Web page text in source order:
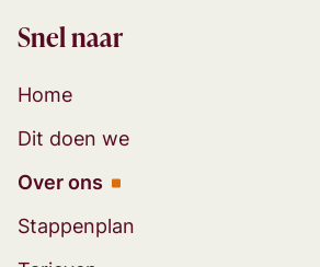
Snel naar
Home
Dit doen we
Over ons
Stappenplan